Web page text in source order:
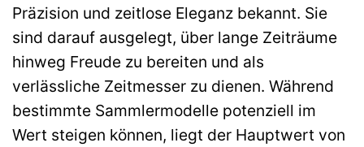
Präzision und zeitlose Eleganz bekannt. Sie
sind darauf ausgelegt, über lange Zeiträume
hinweg Freude zu bereiten und als
verlässliche Zeitmesser zu dienen. Während
bestimmte Sammlermodelle potenziell im
Wert steigen können, liegt der Hauptwert von